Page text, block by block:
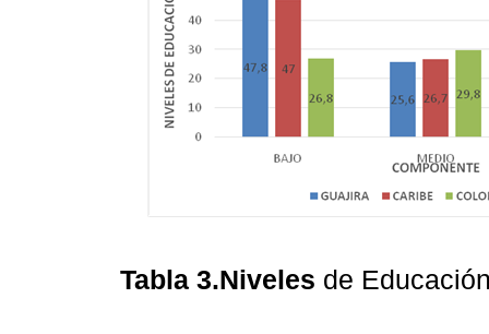
Tabla 3.Niveles de